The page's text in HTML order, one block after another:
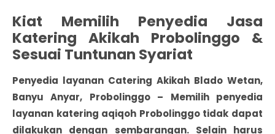
Kiat Memilih Penyedia Jasa
Katering Akikah Probolinggo &
Sesuai Tuntunan Syariat
Penyedia layanan Catering Akikah Blado Wetan,
Banyu Anyar, Probolinggo – Memilih penyedia
layanan katering aqiqoh Probolinggotidak dapat
dilakukan dengan sembarangan. Selain harus